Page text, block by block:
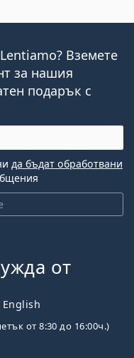
Вземете
за нашия
подарък с
да бъдат обработвани
от
English
от 8:30 до 16:00ч.)